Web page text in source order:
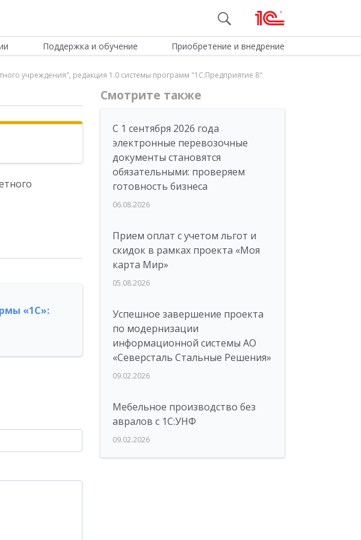
Поддержка и обучение Приобретение и внедрение
учреждения", редакция 1.0 системы программ "1С:Предприятие 8"
«1С»:
Смотрите также
С 1 сентября 2026 года
электронные перевозочные
документы становятся
обязательными: проверяем
готовность бизнеса
06.08.2026
Прием оплат с учетом льгот и
скидок в рамках проекта «Моя
карта Мир»
05.08.2026
Успешное завершение проекта
по модернизации
информационной системы АО
«Северсталь Стальные Решения»
09.02.2026
Мебельное производство без
авралов с 1С:УНФ
09.02.2026